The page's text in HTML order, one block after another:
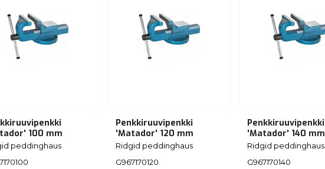
100 mm
peddinghaus
Penkkiruuvipenkki
'Matador' 120 mm
Ridgid peddinghaus
G967170120
Penkkiruuvipenkki
'Matador' 140 mm
Ridgid peddinghaus
G967170140